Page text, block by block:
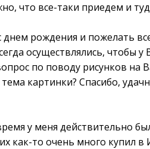
что все-таки приедем и
рождения и пожелать
осуществлялись, чтобы у
по поводу рисунков на
картинки? Спасибо,
у меня действительно
как-то очень много купил